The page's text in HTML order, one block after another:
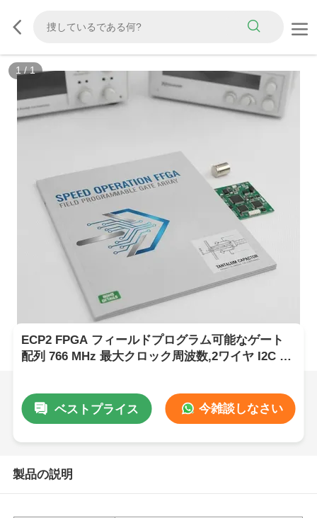
1/1
ECP2 FPGA フィールドプログラム可能なゲート
配列 766 MHz 最大クロック周波数,2ワイヤ I2C イ
ベストプライス
今雑談しなさい
製品の説明